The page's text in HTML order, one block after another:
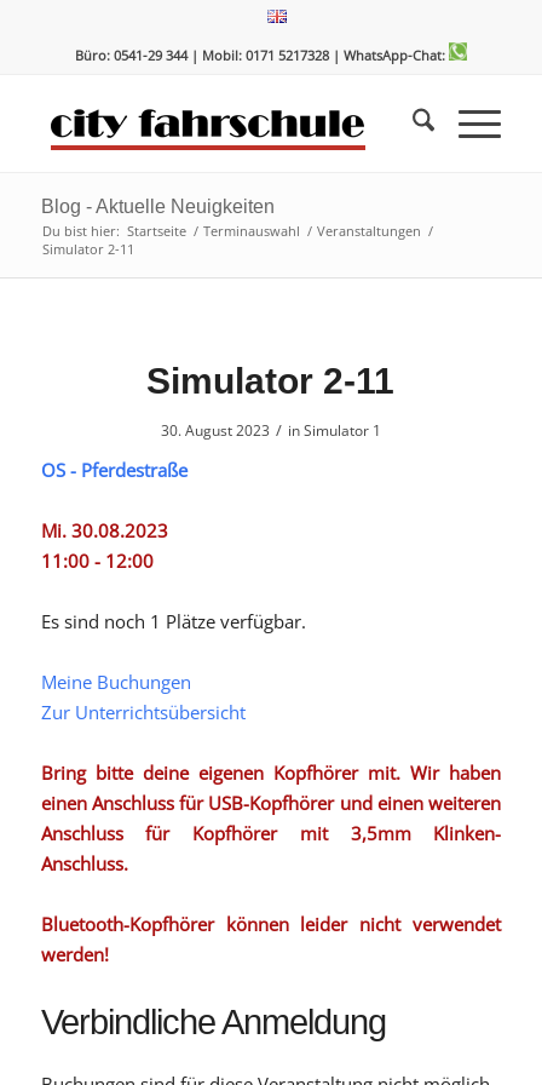
Büro: 0541-29 344 | Mobil: 0171 5217328 | WhatsApp-Chat:
Blog - Aktuelle Neuigkeiten
Du bist hier: Startseite / Terminauswahl / Veranstaltungen /
Simulator 2-11
Simulator 2-11
30. August 2023 / inSimulator 1
OS - Pferdestraße
Mi. 30.08.2023
11:00 - 12:00
Es sind noch 1 Plätze verfügbar.
Meine Buchungen
Zur Unterrichtsübersicht
Bring bitte deine eigenen Kopfhörer mit. Wir haben
einen Anschluss für USB-Kopfhörer und einen weiteren
Anschluss für Kopfhörer mit 3,5mm Klinken-
Anschluss.
Bluetooth-Kopfhörer können leider nicht verwendet
werden!
Verbindliche Anmeldung